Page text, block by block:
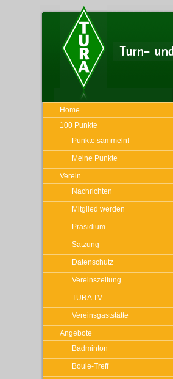
Home
100 Punkte
Punkte sammeln!
Meine Punkte
Verein
Nachrichten
Mitglied werden
Präsidium
Satzung
Datenschutz
Vereinszeitung
TURA TV
Vereinsgaststätte
Angebote
Badminton
Boule-Treff